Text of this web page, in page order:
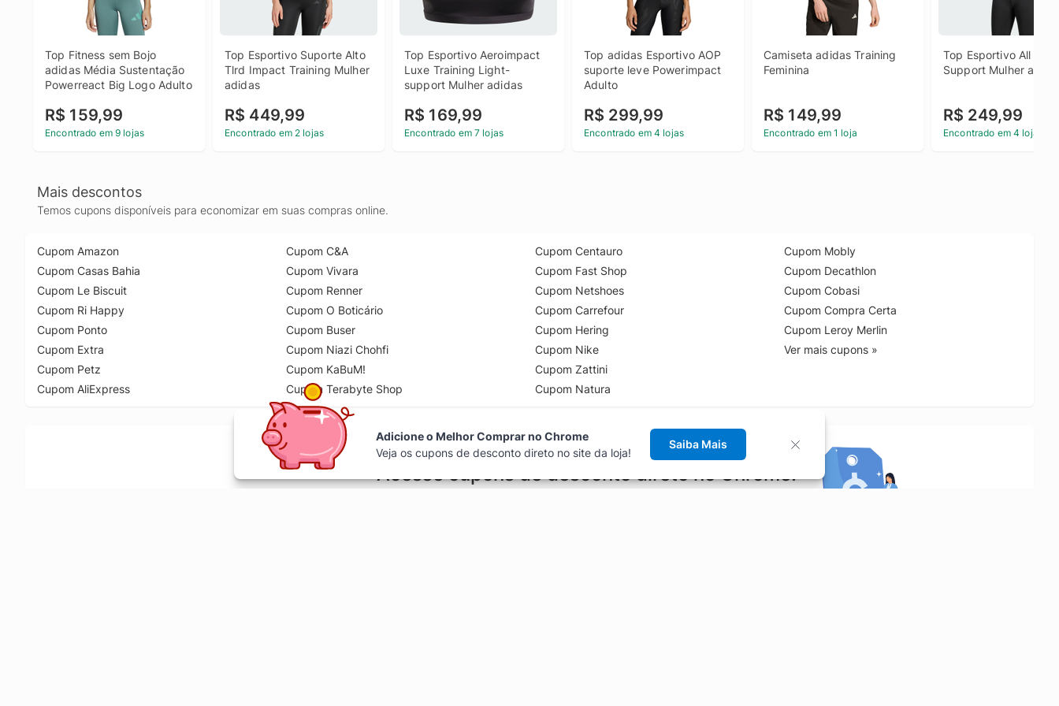
Top Fitness sem Bojo
adidas Média Sustentação
Powerreact Big Logo Adulto
R$ 159,99
Encontrado em 9 lojas
Top Esportivo Suporte Alto
Tlrd Impact Training Mulher
adidas
R$ 449,99
Encontrado em 2 lojas
Top Esportivo Aeroimpact
Luxe Training Light-
support Mulher adidas
R$ 169,99
Encontrado em 7 lojas
Top adidas Esportivo AOP
suporte leve Powerimpact
Adulto
R$ 299,99
Encontrado em 4 lojas
Camiseta adidas Training
Feminina
R$ 149,99
Encontrado em 1 loja
Top Esportivo All Me
Support Mulher
R$ 249,99
Encontrado em 4 lojas
Mais descontos
Temos cupons disponíveis para economizar em suas compras online.
Cupom Amazon
Cupom Casas Bahia
Cupom Le Biscuit
Cupom Ri Happy
Cupom Ponto
Cupom Extra
Cupom Petz
Cupom AliExpress
Cupom C&A
Cupom Vivara
Cupom Renner
Cupom O Boticário
Cupom Buser
Cupom Niazi Chohfi
Cupom KaBuM!
Cupom Terabyte Shop
Cupom Centauro
Cupom Fast Shop
Cupom Netshoes
Cupom Carrefour
Cupom Hering
Cupom Nike
Cupom Zattini
Cupom Natura
Cupom Mobly
Cupom Decathlon
Cupom Cobasi
Cupom Compra Certa
Cupom Leroy Merlin
Ver mais cupons »
Acesse cupons de desconto direto no Chrome!
Adicione o Melhor Comprar no Chrome
Veja os cupons de desconto direto no site da loja!
Saiba Mais